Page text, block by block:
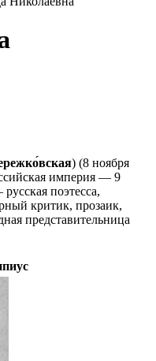
) (8 ноября
империя — 9
поэтесса,
критик, прозаик,
представительница